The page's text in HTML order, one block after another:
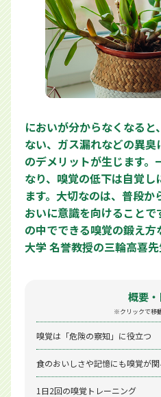
においが分からなくなる
ない、ガス漏れなどの異臭
のデメリットが生じます
なり、嗅覚の低下は自覚し
ます。大切なのは、普段
おいに意識を向けること
の中でできる嗅覚の鍛え
大学 名誉教授の三輪高喜先
概要
※クリックで移
嗅覚は「危険の察知」に役立つ
食のおいしさや記憶にも嗅覚が
1日2回の嗅覚トレーニング